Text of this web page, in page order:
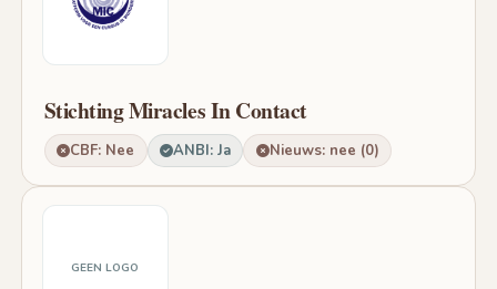
Stichting Miracles In Contact
CBF: Nee ANBI: Ja Nieuws: nee (0)
GEEN LOGO